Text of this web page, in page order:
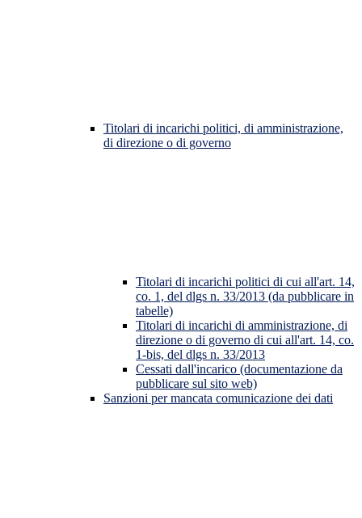
Titolari di incarichi politici, di amministrazione,
di direzione o di governo
Titolari di incarichi politici di cui all'art. 14,
co. 1, del dlgs n. 33/2013 (da pubblicare in
tabelle)
Titolari di incarichi di amministrazione, di
direzione o di governo di cui all'art. 14, co.
1-bis, del dlgs n. 33/2013
Cessati dall'incarico (documentazione da
pubblicare sul sito web)
Sanzioni per mancata comunicazione dei dati